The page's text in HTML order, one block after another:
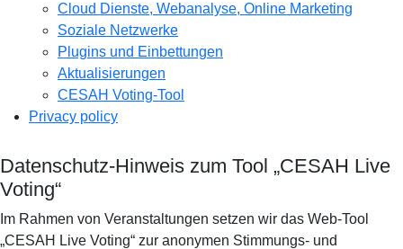
Cloud Dienste, Webanalyse, Online Marketing
Soziale Netzwerke
Plugins und Einbettungen
Aktualisierungen
CESAH Voting-Tool
Privacy policy
Datenschutz-Hinweis zum Tool „CESAH Live
Voting“
Im Rahmen von Veranstaltungen setzen wir das Web-Tool
„CESAH Live Voting“ zur anonymen Stimmungs- und